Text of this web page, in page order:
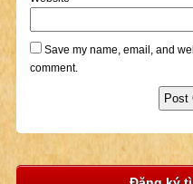
Save my name, email, and
comment.